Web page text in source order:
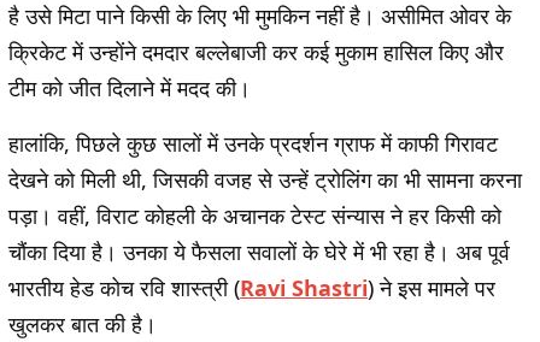
है उसे मिटा पाने किसी के लिए भी मुमकिन नहीं है। असीमित ओवर के
क्रिकेट में उन्होंने दमदार बल्लेबाजी कर कई मुकाम हासिल किए और
टीम को जीत दिलाने में मदद की।
हालांकि, पिछले कुछ सालों में उनके प्रदर्शन ग्राफ में काफी गिरावट
देखने को मिली थी, जिसकी वजह से उन्हें ट्रोलिंग का भी सामना करना
पड़ा। वहीं, विराट कोहली के अचानक टेस्ट संन्यास ने हर किसी को
चौंका दिया है। उनका ये फैसलासवालों के घेरे में भी रहा है। अब पूर्व
भारतीय हेड कोच रवि शास्त्री (Ravi Shastri) ने इस मामले पर
खुलकर बात की है।